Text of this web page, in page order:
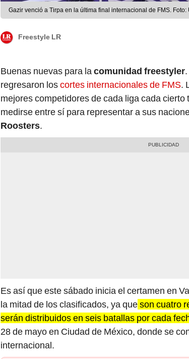
Gazir venció a Tirpa en la última final internacional de FMS. Foto:
Freestyle LR
Buenas nuevas para lacomunidad freestyler
regresaron loscortes internacionales de FMS.
mejores competidores de cada liga cada cierto
medirse entre sí para representar a sus
Roosters.
Es así que este sábado inicia el certamen en
la mitad de los clasificados, ya queson cuatro
serán distribuidos en seis batallas por cada
28 de mayo en Ciudad de México, donde se
internacional.